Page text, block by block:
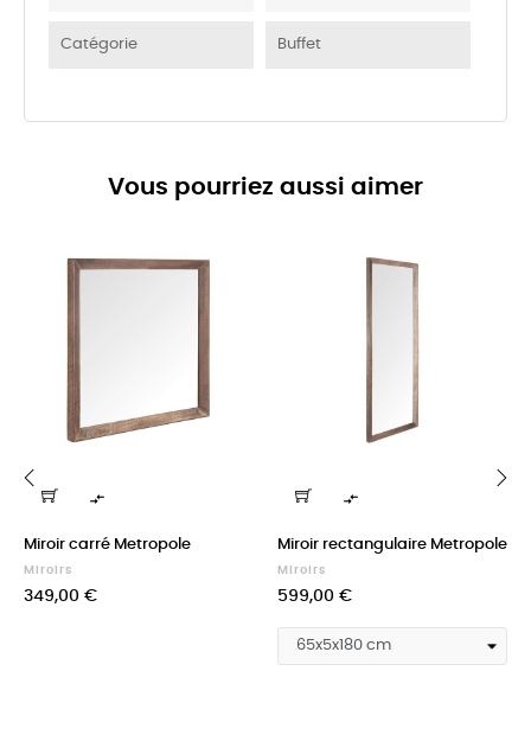
Catégorie Buffet
Vous pourriez aussi aimer

Miroir carré Metropole
Miroirs
Prix
349,00 €

Miroir rectangulaire Metropole
Miroirs
Prix
599,00 €